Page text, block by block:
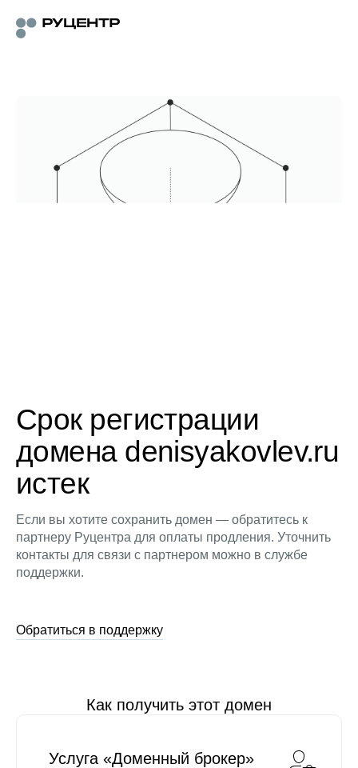
Срок регистрации
домена denisyakovlev.ru
истек
Если вы хотите сохранить домен — обратитесь к
партнеру Руцентра для оплаты продления. Уточнить
контакты для связи с партнером можно в службе
поддержки.
Обратиться в поддержку
Как получить этот домен
Услуга «Доменный брокер»